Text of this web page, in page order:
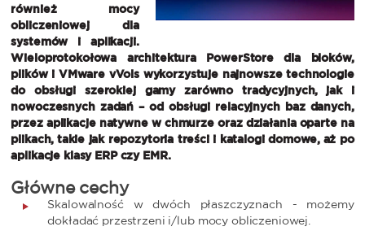
również mocy
obliczeniowej dla
systemów i aplikacji.
Wieloprotokołowa architektura PowerStore dla bloków,
plików i VMware vVols wykorzystuje najnowsze technologie
do obsługi szerokiej gamy zarówno tradycyjnych, jak i
nowoczesnych zadań – od obsługi relacyjnych baz danych,
przez aplikacje natywne w chmurze oraz działania oparte na
plikach, takie jak repozytoria treści i katalogi domowe, aż po
aplikacje klasy ERP czy EMR.
Główne cechy
Skalowalność w dwóch płaszczyznach - możemy
dokładać przestrzeni i/lub mocy obliczeniowej.